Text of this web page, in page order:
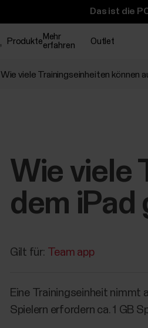
Das ist die
Produkte Mehr
erfahren
Outlet
Wie viele Trainingseinheiten können
Wie viele
dem iPad
Gilt für: Team app
Eine Trainingseinheit nimmt
Spielern erfordern ca. 1 GB